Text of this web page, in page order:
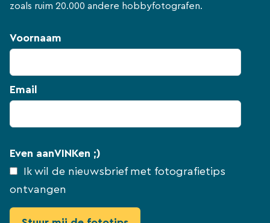
zoals ruim 20.000 andere hobbyfotografen.
Voornaam
Email
Even aanVINKen ;)
Ik wil de nieuwsbrief met fotografietips
ontvangen